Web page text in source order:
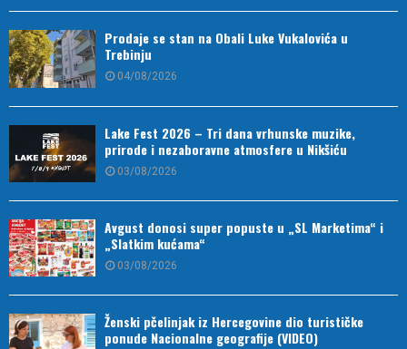
Prodaje se stan na Obali Luke Vukalovića u
Trebinju
04/08/2026
Lake Fest 2026 – Tri dana vrhunske muzike,
prirode i nezaboravne atmosfere u Nikšiću
03/08/2026
Avgust donosi super popuste u „SL Marketima“ i
„Slatkim kućama“
03/08/2026
Ženski pčelinjak iz Hercegovine dio turističke
ponude Nacionalne geografije (VIDEO)